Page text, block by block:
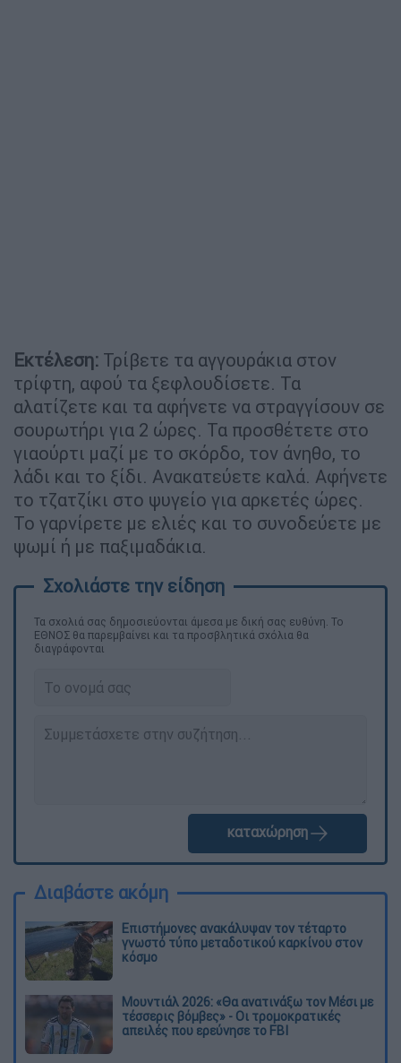
Εκτέλεση: Τρίβετε τα αγγουράκια στον
τρίφτη, αφού τα ξεφλουδίσετε. Τα
αλατίζετε και τα αφήνετε να στραγγίσουν σε
σουρωτήρι για 2 ώρες. Τα προσθέτετε στο
γιαούρτι μαζί με το σκόρδο, τον άνηθο, το
λάδι και το ξίδι. Ανακατεύετε καλά. Αφήνετε
το τζατζίκι στο ψυγείο για αρκετές ώρες.
Το γαρνίρετε με ελιές και το συνοδεύετε με
ψωμί ή με παξιμαδάκια.
Τα σχολιά σας δημοσιεύονται άμεσα με δική σας ευθύνη. Το
ΕΘΝΟΣ θα παρεμβαίνει και τα προσβλητικά σχόλια θα
διαγράφονται
καταχώρηση
Διαβάστε ακόμη
Επιστήμονες ανακάλυψαν τον τέταρτο
γνωστό τύπο μεταδοτικού καρκίνου στον
κόσμο
Μουντιάλ 2026: «Θα ανατινάξω τον Μέσι με
τέσσερις βόμβες» - Οι τρομοκρατικές
απειλές που ερεύνησε το FBI